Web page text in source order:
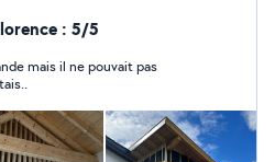
: 5/5
mais il ne pouvait pas